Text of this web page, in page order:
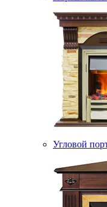
Угловой